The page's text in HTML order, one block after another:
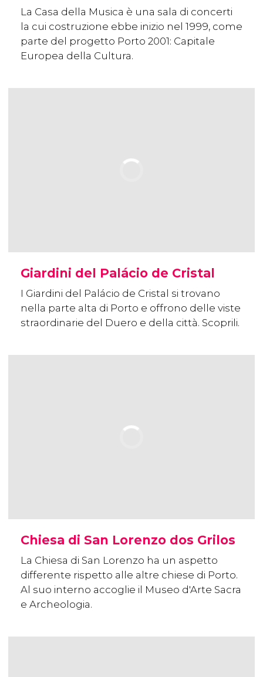
La Casa della Musica è una sala di concerti
la cui costruzione ebbe inizio nel 1999, come
parte del progetto Porto 2001: Capitale
Europea della Cultura.
Giardini del Palácio de Cristal
I Giardini del Palácio de Cristal si trovano
nella parte alta di Porto e offrono delle viste
straordinarie del Duero e della città. Scoprili.
Chiesa di San Lorenzo dos Grilos
La Chiesa di San Lorenzo ha un aspetto
differente rispetto alle altre chiese di Porto.
Al suo interno accoglie il Museo d'Arte Sacra
e Archeologia.